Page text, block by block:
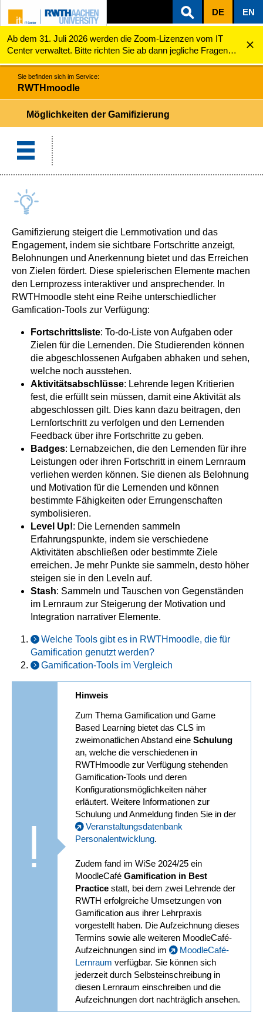
ZUM INHALTSBEREICH
ZUR HAUPTNAVIGATION
ZUR SUCHE
DE EN
Ab dem 31. Juli 2026 werden die Zoom-Lizenzen vom IT
Center verwaltet. Bitte richten Sie ab dann jegliche Fragen
zu den Zoom-Lizenzen (z.B. Probleme mit dem Login) an
servicedesk@itc.rwth-aachen.de.
RWTHmoodle Möglichkeiten der Gamifizierung
Sie befinden sich im Service:
RWTHmoodle
Möglichkeiten der Gamifizierung
Gamifizierung steigert die Lernmotivation und das
Engagement, indem sie sichtbare Fortschritte anzeigt,
Belohnungen und Anerkennung bietet und das Erreichen
von Zielen fördert. Diese spielerischen Elemente machen
den Lernprozess interaktiver und ansprechender. In
RWTHmoodle steht eine Reihe unterschiedlicher
Gamfication-Tools zur Verfügung:
Fortschrittsliste: To-do-Liste von Aufgaben oder
Zielen für die Lernenden. Die Studierenden können
die abgeschlossenen Aufgaben abhaken und sehen,
welche noch ausstehen.
Aktivitätsabschlüsse: Lehrende legen Kritierien
fest, die erfüllt sein müssen, damit eine Aktivität als
abgeschlossen gilt. Dies kann dazu beitragen, den
Lernfortschritt zu verfolgen und den Lernenden
Feedback über ihre Fortschritte zu geben.
Badges: Lernabzeichen, die den Lernenden für ihre
Leistungen oder ihren Fortschritt in einem Lernraum
verliehen werden können. Sie dienen als Belohnung
und Motivation für die Lernenden und können
bestimmte Fähigkeiten oder Errungenschaften
symbolisieren.
Level Up!: Die Lernenden sammeln
Erfahrungspunkte, indem sie verschiedene
Aktivitäten abschließen oder bestimmte Ziele
erreichen. Je mehr Punkte sie sammeln, desto höher
steigen sie in den Leveln auf.
Stash: Sammeln und Tauschen von Gegenständen
im Lernraum zur Steigerung der Motivation und
Integration narrativer Elemente.
Welche Tools gibt es in RWTHmoodle, die für
Gamification genutzt werden?
Gamification-Tools im Vergleich
Hinweis
Zum Thema Gamification und Game
Based Learning bietet das CLS im
zweimonatlichen Abstand eine Schulung
an, welche die verschiedenen in
RWTHmoodle zur Verfügung stehenden
Gamification-Tools und deren
Konfigurationsmöglichkeiten näher
erläutert. Weitere Informationen zur
Schulung und Anmeldung finden Sie in der
Veranstaltungsdatenbank
Personalentwicklung.
Zudem fand im WiSe 2024/25 ein
MoodleCafé Gamification in Best
Practicestatt, bei dem zwei Lehrende der
RWTH erfolgreiche Umsetzungen von
Gamification aus ihrer Lehrpraxis
vorgestellt haben. Die Aufzeichnung dieses
Termins sowie alle weiteren MoodleCafé-
Aufzeichnungen sind im
MoodleCafé-
Lernraum verfügbar. Sie können sich
jederzeit durch Selbsteinschreibung in
diesen Lernraum einschreiben und die
Aufzeichnungen dort nachträglich ansehen.